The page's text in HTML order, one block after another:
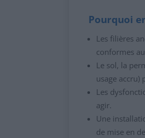
Pourquoi
Les filières
conformes
Le sol, la
usage accru)
Les
agir.
Une
de mise en